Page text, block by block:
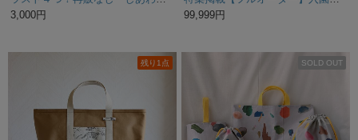
3,000円
99,999円
残り1点 SOLD OUT